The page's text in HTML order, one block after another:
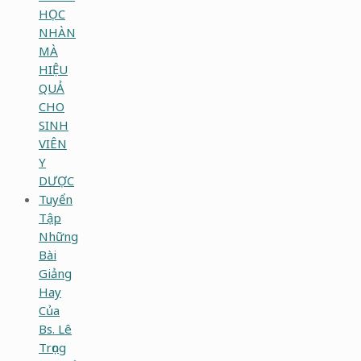
HỌC
NHÀN
MÀ
HIỆU
QUẢ
CHO
SINH
VIÊN
Y
DƯỢC
Tuyển
Tập
Những
Bài
Giảng
Hay
Của
Bs. Lê
Trọng